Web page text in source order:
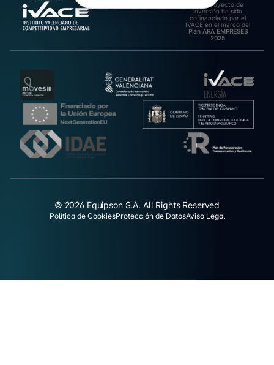
Este proyecto de
inversión ha sido
cofinanciado por el
IVACE en el marco del
Plan ARA EMPRESES
2025
© 2026 Equipson S.A. All Rights Reserved
Política de CookiesProtección de DatosAviso Legal